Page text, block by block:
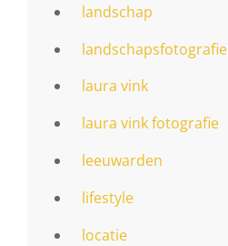
landschap
landschapsfotografie
laura vink
laura vink fotografie
leeuwarden
lifestyle
locatie